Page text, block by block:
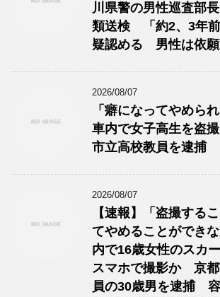
川県警の男性巡査部
類送検 「約2、3年
疑認める 男性は依
2026/08/07
「癖になってやめら
車内で女子高生を盗
市立高校教員を逮捕
2026/08/07
【速報】「盗撮する
てやめることができ
内で16歳女性のスカ
スマホで撮影か 京
員の30歳男を逮捕